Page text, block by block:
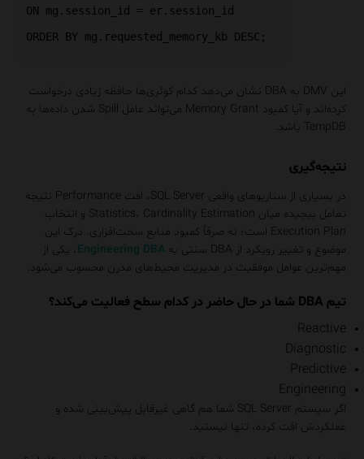
ON mg.session_id = er.session_id
ORDER BY mg.requested_memory_kb DESC;
این DMV به DBA نشان می‌دهد کدام کوئری‌ها حافظه زیادی درخواست
کرده‌اند و آیا کمبود Memory Grant می‌تواند عامل Spill شدن داده‌ها به
TempDB باشد.
نتیجه‌گیری
در بسیاری از سناریوهای واقعی SQL Server، افت Performance نتیجه
تعامل پیچیده میان Statistics، Cardinality Estimation و انتخاب
Execution Plan است؛ نه صرفاً کمبود منابع سخت‌افزاری. درک این
موضوع و تغییر رویکرد از DBA سنتی به
Engineering DBA، یکی از
مهم‌ترین عوامل موفقیت در مدیریت محیط‌های مدرن محسوب می‌شود.
تیم DBA شما در حال حاضر در کدام سطح فعالیت می‌کند؟
Reactive
Diagnostic
Predictive
Engineering
اگر سیستم SQL Server شما هم گاهی غیرقابل پیش‌بینی شده و
عملکردش افت کرده، تنها نیستید.